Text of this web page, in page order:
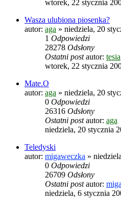
wtorek, 22 stycznia
Wasza ulubiona piosenka?
autor: aga » niedziela, 20
1 Odpowiedzi
28278 Odsłony
Ostatni postautor: tesia
wtorek, 22 stycznia
Mate.O
autor: aga » niedziela, 20
0 Odpowiedzi
26316 Odsłony
Ostatni postautor: aga
niedziela, 20 stycznia
Teledyski
autor: migaweczka »
0 Odpowiedzi
26709 Odsłony
Ostatni postautor:
niedziela, 6 stycznia